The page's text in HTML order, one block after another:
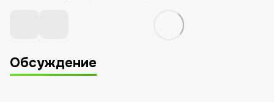
Обсуждение